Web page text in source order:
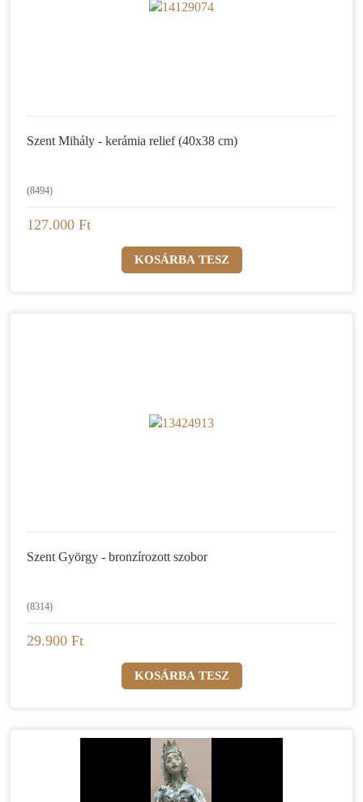
Szent Mihály - kerámia relief (40x38 cm)
(8494)
127.000 Ft
Szent György - bronzírozott szobor
(8314)
29.900 Ft